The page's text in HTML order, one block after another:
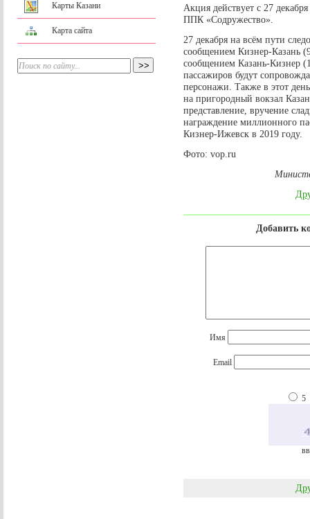
Карты Казани
Карта сайта
Акция действует с 27
ППК «Содружество».
27 декабря на всём пути
сообщением Кизнер-Казань
сообщением Казань-Кизнер
пассажиров будут
персонажи. Также в этот
на пригородный вокзал
представление, вручение
награждение миллионного
Кизнер-Ижевск в 2019 году.
Фото: vop.ru
Добавить
Имя
Email
5